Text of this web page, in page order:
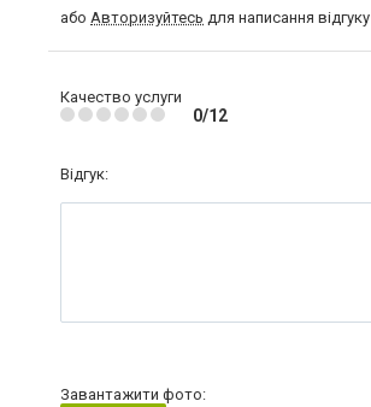
або Авторизуйтесь для написання відгуку
Качество услуги
0/12
Відгук:
Завантажити фото: